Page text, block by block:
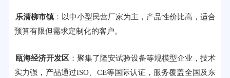
乐清柳市镇：以中小型民营厂家为主，产品性价比高，适合
预算有限但需求定制化的客户。
瓯海经济开发区 ：聚集了隆安试验设备等规模型企业，技术
实力强，产品通过ISO、CE等国际认证，服务覆盖全国及东